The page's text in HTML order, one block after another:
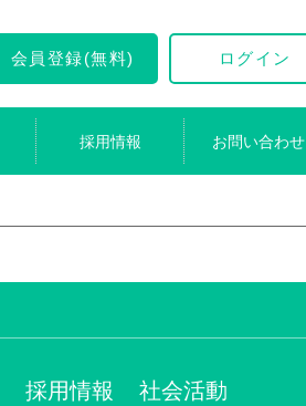
会員登録(無料) ログイン
採用情報 お問い合わせ
採用情報 社会活動